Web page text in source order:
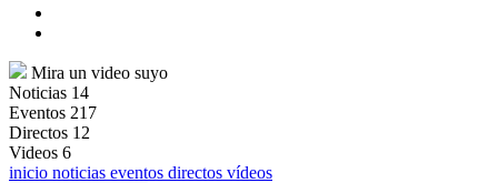
Mira un video suyo
Noticias 14
Eventos 217
Directos 12
Videos 6
inicio noticias eventos directos vídeos